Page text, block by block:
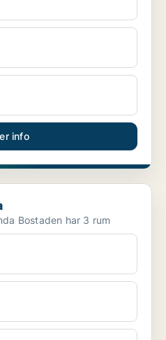
info
Lägenhet att hyra i Vetlanda Bostaden har 3 rum